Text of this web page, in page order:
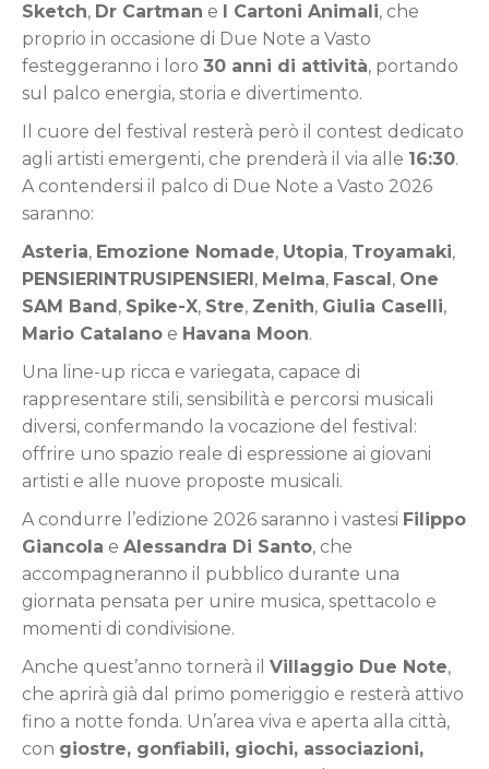
Sketch, Dr Cartman e I Cartoni Animali, che
proprio in occasione di Due Note a Vasto
festeggeranno i loro 30 anni di attività, portando
sul palco energia, storia e divertimento.
Il cuore del festival resterà però il contest dedicato
agli artisti emergenti, che prenderà il via alle 16:30.
A contendersi il palco di Due Note a Vasto 2026
saranno:
Asteria, Emozione Nomade, Utopia, Troyamaki,
PENSIERINTRUSIPENSIERI, Melma, Fascal, One
SAM Band, Spike-X, Stre, Zenith, Giulia Caselli,
Mario Catalano e Havana Moon.
Una line-up ricca e variegata, capace di
rappresentare stili, sensibilità e percorsi musicali
diversi, confermando la vocazione del festival:
offrire uno spazio reale di espressione ai giovani
artisti e alle nuove proposte musicali.
A condurre l’edizione 2026 saranno i vastesi Filippo
Giancola e Alessandra Di Santo, che
accompagneranno il pubblico durante una
giornata pensata per unire musica, spettacolo e
momenti di condivisione.
Anche quest’anno tornerà il Villaggio Due Note,
che aprirà già dal primo pomeriggio e resterà attivo
fino a notte fonda. Un’area viva e aperta alla città,
con giostre, gonfiabili, giochi, associazioni,